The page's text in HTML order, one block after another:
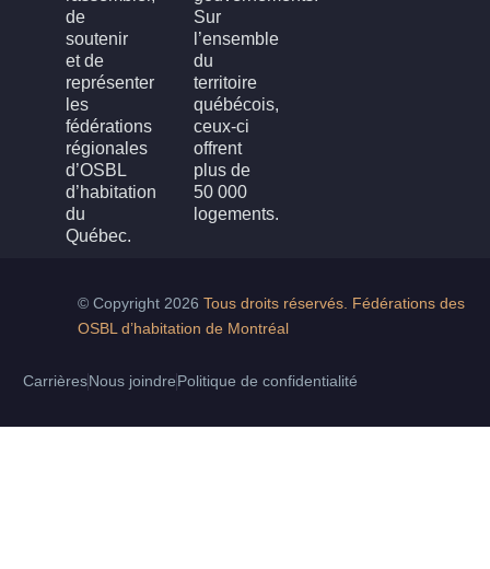
de
soutenir
et de
représenter
les
fédérations
régionales
d’OSBL
d’habitation
du
Québec.
Sur
l’ensemble
du
territoire
québécois,
ceux-ci
offrent
plus de
50 000
logements.
© Copyright 2026 Tous droits réservés. Fédérations des
OSBL d’habitation de Montréal
Carrières Nous joindre Politique de confidentialité